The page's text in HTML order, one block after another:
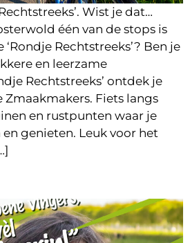
Wist je dat…
één van de stops is
Rechtstreeks’? Ben je
en leerzame
Rechtstreeks’ ontdek je
Zmaakmakers. Fiets langs
en rustpunten waar je
genieten. Leuk voor het